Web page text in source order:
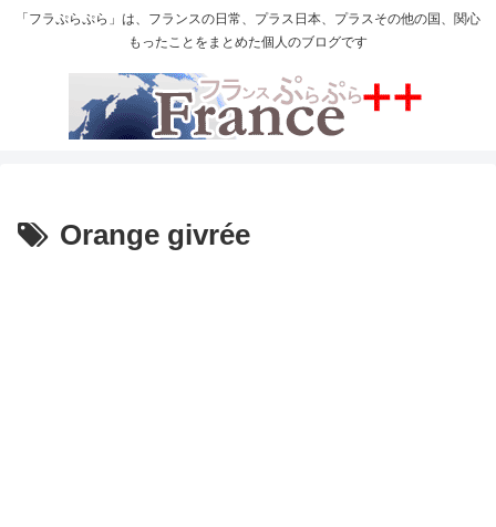
「フラぷらぷら」は、フランスの日常、プラス日本、プラスその他の国、関心
もったことをまとめた個人のブログです
Orange givrée